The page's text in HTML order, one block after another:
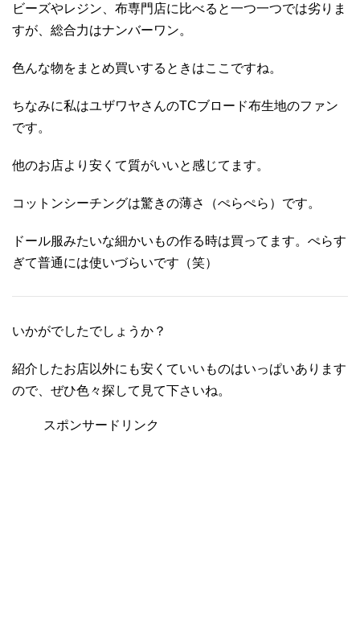
ビーズやレジン、布専門店に比べると一つ一つでは劣りま
すが、総合力はナンバーワン。
色んな物をまとめ買いするときはここですね。
ちなみに私はユザワヤさんのTCブロード布生地のファン
です。
他のお店より安くて質がいいと感じてます。
コットンシーチングは驚きの薄さ（ぺらぺら）です。
ドール服みたいな細かいもの作る時は買ってます。ぺらす
ぎて普通には使いづらいです（笑）
いかがでしたでしょうか？
紹介したお店以外にも安くていいものはいっぱいあります
ので、ぜひ色々探して見て下さいね。
スポンサードリンク